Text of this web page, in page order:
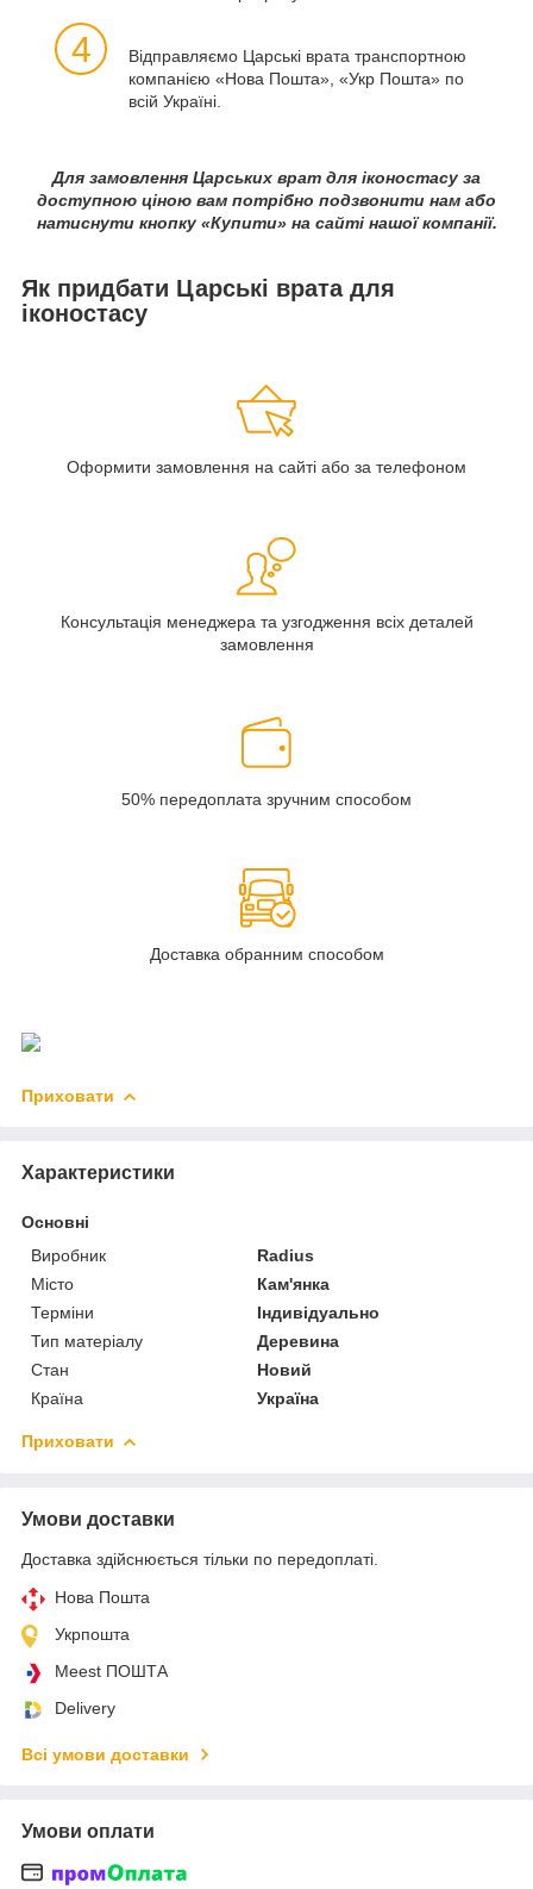
4
Відправляємо Царські врата транспортною
компанією «Нова Пошта», «Укр Пошта» по
всій Україні.
Для замовлення Царських врат для іконостасу за
доступною ціною вам потрібно подзвонити нам або
натиснути кнопку «Купити» на сайті нашої компанії.
Як придбати Царські врата для
іконостасу
Оформити замовлення на сайті або за телефоном
Консультація менеджера та узгодження всіх деталей
замовлення
50% передоплата зручним способом
Доставка обранним способом
Приховати
Характеристики
Основні
Виробник
Radius
Місто
Кам'янка
Терміни
Індивідуально
Тип матеріалу
Деревина
Стан
Новий
Країна
Україна
Приховати
Умови доставки
Доставка здійснюється тільки по передоплаті.
Нова Пошта
Укрпошта
Meest ПОШТА
Delivery
Всі умови доставки
Умови оплати